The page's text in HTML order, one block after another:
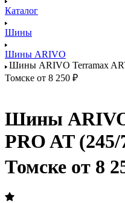
Каталог
Шины
Шины ARIVO
Шины ARIVO Terramax
Томске от 8 250 ₽
Шины
PRO AT (245/
Томске от 8